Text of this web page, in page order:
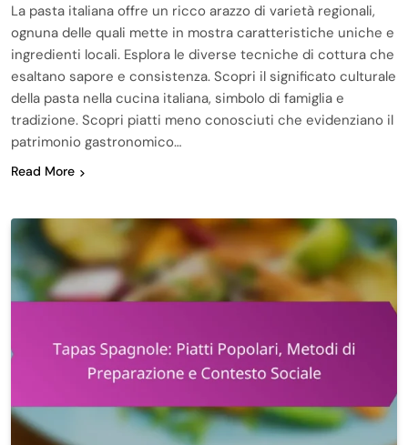
La pasta italiana offre un ricco arazzo di varietà regionali,
ognuna delle quali mette in mostra caratteristiche uniche e
ingredienti locali. Esplora le diverse tecniche di cottura che
esaltano sapore e consistenza. Scopri il significato culturale
della pasta nella cucina italiana, simbolo di famiglia e
tradizione. Scopri piatti meno conosciuti che evidenziano il
patrimonio gastronomico…
Read More